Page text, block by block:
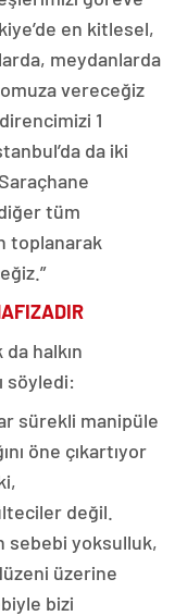
en kitlesel,
meydanlarda
vereceğiz
1
da iki
tüm
toplanarak
halkın
söyledi:
sürekli manipüle
öne çıkartıyor
değil.
sebebi yoksulluk,
üzerine
bizi